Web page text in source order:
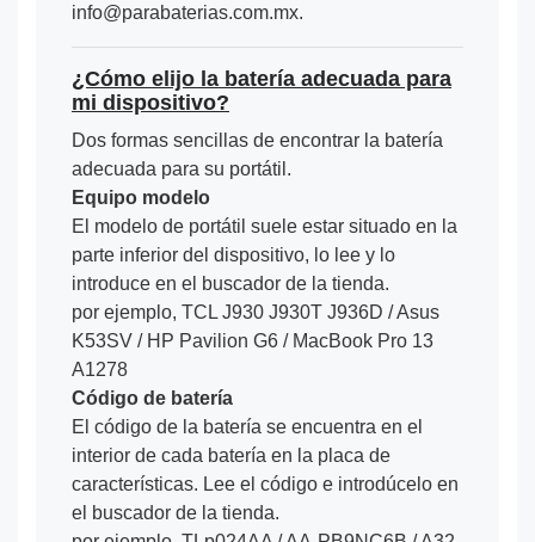
info@parabaterias.com.mx.
¿Cómo elijo la batería adecuada para
mi dispositivo?
Dos formas sencillas de encontrar la batería
adecuada para su portátil.
Equipo modelo
El modelo de portátil suele estar situado en la
parte inferior del dispositivo, lo lee y lo
introduce en el buscador de la tienda.
por ejemplo, TCL J930 J930T J936D / Asus
K53SV / HP Pavilion G6 / MacBook Pro 13
A1278
Código de batería
El código de la batería se encuentra en el
interior de cada batería en la placa de
características. Lee el código e introdúcelo en
el buscador de la tienda.